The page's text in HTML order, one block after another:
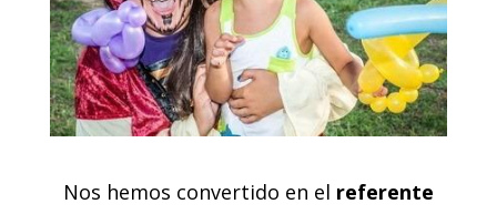
Nos hemos convertido en el referente